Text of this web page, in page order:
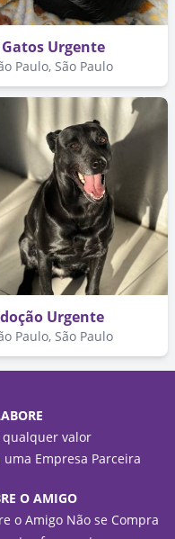
Urgente
Paulo, São Paulo
Urgente
Paulo, São Paulo
qualquer valor
uma Empresa Parceira
O AMIGO
o Amigo Não se Compra